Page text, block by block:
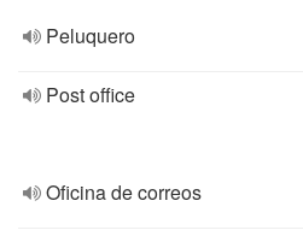
Peluquero
Post office
Oficina de correos